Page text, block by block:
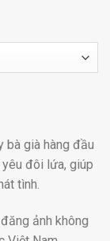
bà già hàng đầu
đôi lứa, giúp
tình.
ảnh không